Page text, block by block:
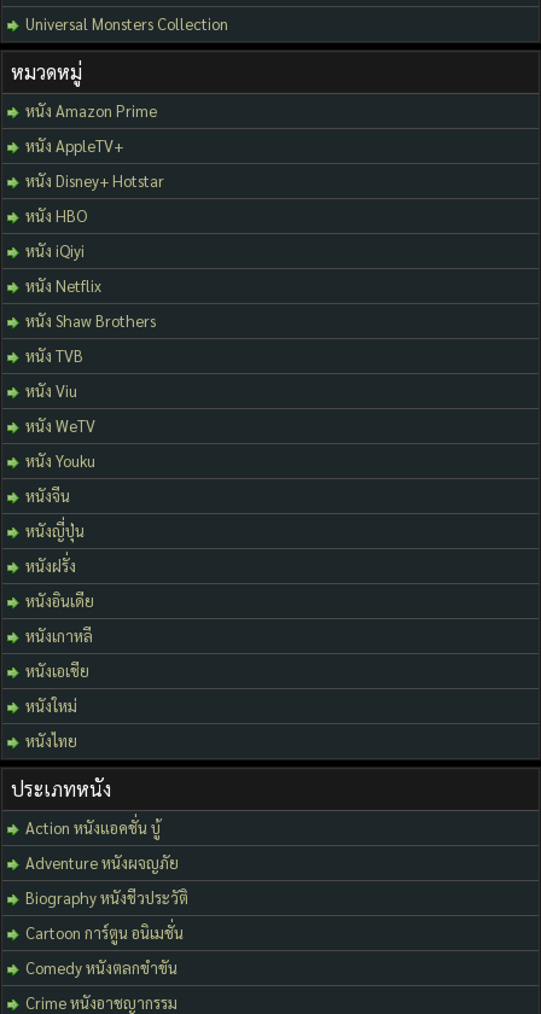
Universal Monsters Collection
หมวดหมู่
หนัง Amazon Prime
หนัง AppleTV+
หนัง Disney+ Hotstar
หนัง HBO
หนัง iQiyi
หนัง Netflix
หนัง Shaw Brothers
หนัง TVB
หนัง Viu
หนัง WeTV
หนัง Youku
หนังจีน
หนังญี่ปุ่น
หนังฝรั่ง
หนังอินเดีย
หนังเกาหลี
หนังเอเชีย
หนังใหม่
หนังไทย
ประเภทหนัง
Action หนังแอคชั่น บู้
Adventure หนังผจญภัย
Biography หนังชีวประวัติ
Cartoon การ์ตูน อนิเมชั่น
Comedy หนังตลกขำขัน
Crime หนังอาชญากรรม